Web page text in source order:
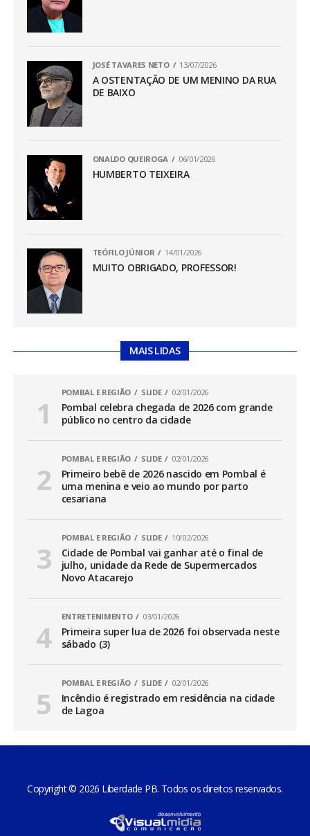
JOSÉ TAVARES NETO 13/07/2026
A OSTENTAÇÃO DE UM MENINO DA RUA
DE BAIXO
ONALDO QUEIROGA 06/01/2026
HUMBERTO TEIXEIRA
TEÓFILO JÚNIOR 14/01/2026
MUITO OBRIGADO, PROFESSOR!
MAIS LIDAS
POMBAL E REGIÃO SLIDE 02/01/2026
Pombal celebra chegada de 2026 com grande
público no centro da cidade
POMBAL E REGIÃO SLIDE 02/01/2026
Primeiro bebê de 2026 nascido em Pombal é
uma menina e veio ao mundo por parto
cesariana
POMBAL E REGIÃO SLIDE 10/02/2026
Cidade de Pombal vai ganhar até o final de
julho, unidade da Rede de Supermercados
Novo Atacarejo
ENTRETENIMENTO 03/01/2026
Primeira super lua de 2026 foi observada neste
sábado (3)
POMBAL E REGIÃO SLIDE 02/01/2026
Incêndio é registrado em residência na cidade
de Lagoa
Copyright © 2026 Liberdade PB. Todos os direitos reservados.